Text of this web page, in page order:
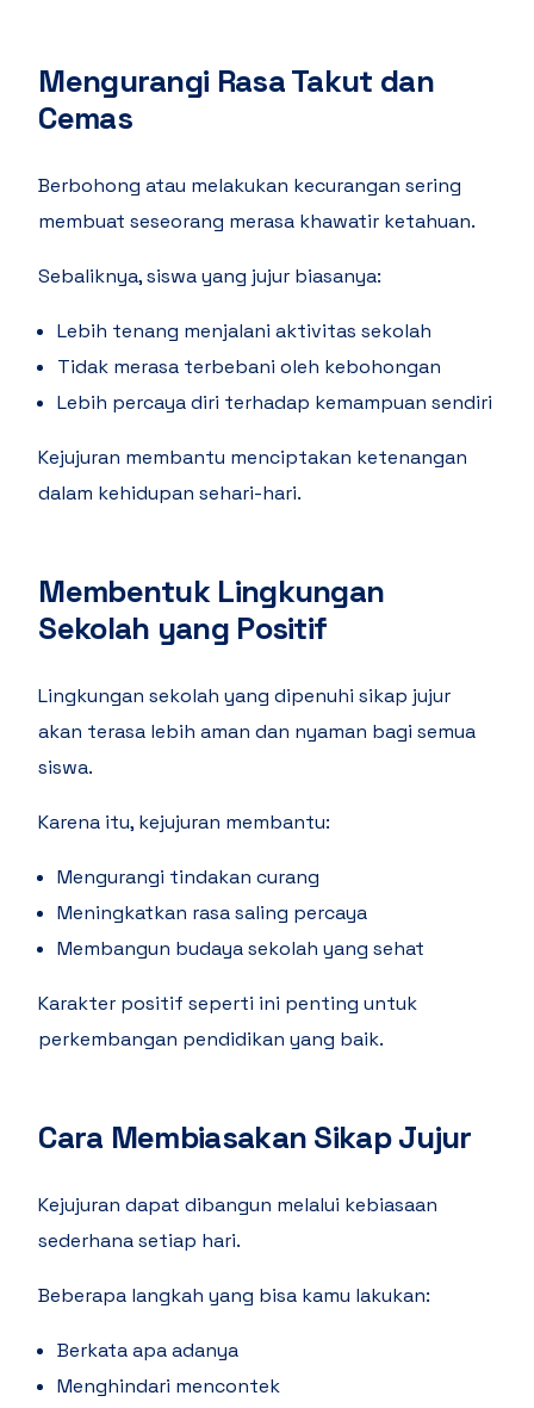
Mengurangi Rasa Takut dan
Cemas
Berbohong atau melakukan kecurangan sering
membuat seseorang merasa khawatir ketahuan.
Sebaliknya, siswa yang jujur biasanya:
Lebih tenang menjalani aktivitas sekolah
Tidak merasa terbebani oleh kebohongan
Lebih percaya diri terhadap kemampuan sendiri
Kejujuran membantu menciptakan ketenangan
dalam kehidupan sehari-hari.
Membentuk Lingkungan
Sekolah yang Positif
Lingkungan sekolah yang dipenuhi sikap jujur
akan terasa lebih aman dan nyaman bagi semua
siswa.
Karena itu, kejujuran membantu:
Mengurangi tindakan curang
Meningkatkan rasa saling percaya
Membangun budaya sekolah yang sehat
Karakter positif seperti ini penting untuk
perkembangan pendidikan yang baik.
Cara Membiasakan Sikap Jujur
Kejujuran dapat dibangun melalui kebiasaan
sederhana setiap hari.
Beberapa langkah yang bisa kamu lakukan:
Berkata apa adanya
Menghindari mencontek